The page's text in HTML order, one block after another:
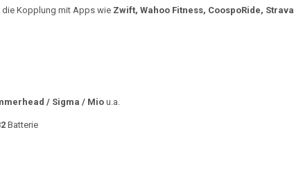
die Kopplung mit Apps wie Zwift, Wahoo Fitness, CoospoRide, Strava
/ Sigma / Miou.a.
Batterie